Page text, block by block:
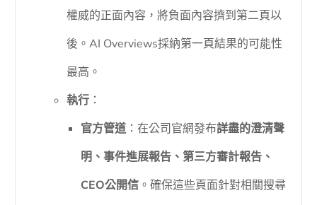
權威的正面內容，將負面內容擠到第二頁以
後。AI Overviews採納第一頁結果的可能性
最高。
執行：
官方管道：在公司官網發布詳盡的澄清聲
明、事件進展報告、第三方審計報告、
CEO公開信 。確保這些頁面針對相關搜尋